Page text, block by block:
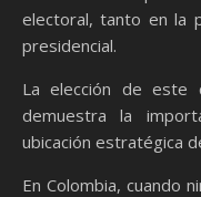
electoral, tanto en la
presidencial.
La elección de este
demuestra la
ubicación estratégica
En Colombia, cuando